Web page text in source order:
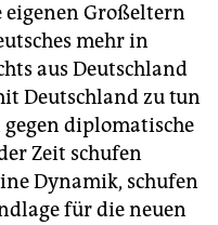
eigenen Großeltern
mehr in
aus Deutschland
Deutschland zu tun
gegen diplomatische
Zeit schufen
Dynamik, schufen
für die neuen